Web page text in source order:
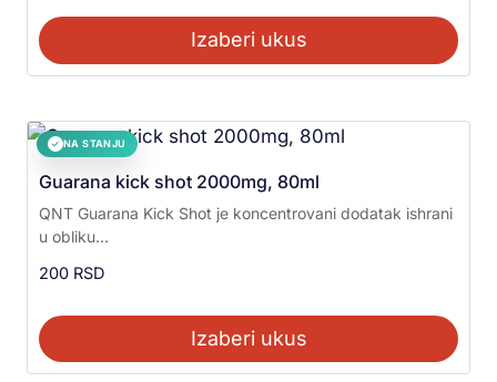
Izaberi ukus
✓ NA STANJU
Guarana kick shot 2000mg, 80ml
QNT Guarana Kick Shot je koncentrovani dodatak ishrani
u obliku...
200 RSD
Izaberi ukus